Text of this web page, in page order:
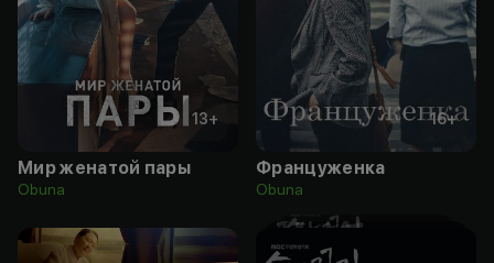
13+
Мир женатой пары
Obuna
16+
Француженка
Obuna